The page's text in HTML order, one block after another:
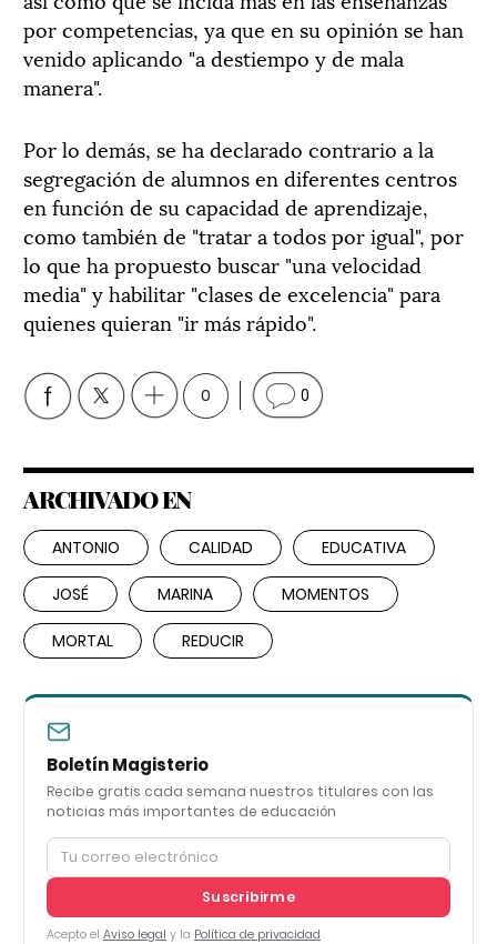
por competencias, ya que en su opinión se han
venido aplicando "a destiempo y de mala
manera".
Por lo demás, se ha declarado contrario a la
segregación de alumnos en diferentes centros
en función de su capacidad de aprendizaje,
como también de "tratar a todos por igual", por
lo que ha propuesto buscar "una velocidad
media" y habilitar "clases de excelencia" para
quienes quieran "ir más rápido".
0 0
ARCHIVADO EN
ANTONIO CALIDAD EDUCATIVA
JOSÉ MARINA MOMENTOS
MORTAL REDUCIR
Boletín Magisterio
Recibe gratis cada semana nuestros titulares con las
noticias más importantes de educación
Suscribirme
Acepto el Aviso legal y la Política de privacidad